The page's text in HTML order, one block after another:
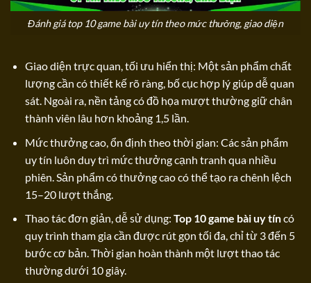
Đánh giá top 10 game bài uy tín theo mức thưởng, giao diện
Giao diện trực quan, tối ưu hiển thị: Một sản phẩm chất
lượng cần có thiết kế rõ ràng, bố cục hợp lý giúp dễ quan
sát. Ngoài ra, nền tảng có đồ họa mượt thường giữ chân
thành viên lâu hơn khoảng 1,5 lần.
Mức thưởng cao, ổn định theo thời gian: Các sản phẩm
uy tín luôn duy trì mức thưởng cạnh tranh qua nhiều
phiên. Sản phẩm có thưởng cao có thể tạo ra chênh lệch
15–20 lượt thắng.
Thao tác đơn giản, dễ sử dụng: Top 10 game bài uy tíncó
quy trình tham gia cần được rút gọn tối đa, chỉ từ 3 đến 5
bước cơ bản. Thời gian hoàn thành một lượt thao tác
thường dưới 10 giây.